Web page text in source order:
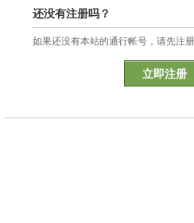
还没有注册吗？
如果还没有本站的通行帐号，请先注
立即注册